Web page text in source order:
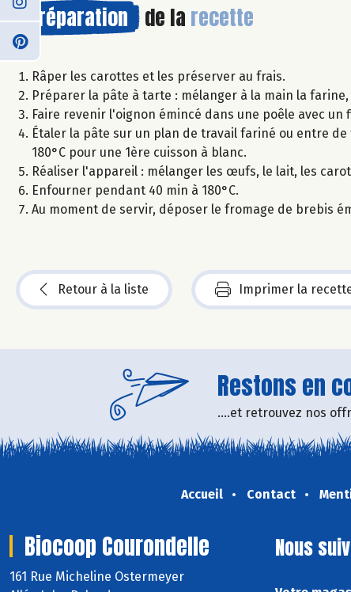
Préparation de la recette
Râper les carottes et les préserver au frais.
Préparer la pâte à tarte : mélanger à la main la
Faire revenir l'oignon émincé dans une poêle avec
Étaler la pâte sur un plan de travail fariné ou entre
180°C pour une 1ère cuisson à blanc.
Réaliser l'appareil : mélanger les œufs, le lait, les
Enfourner pendant 40 min à 180°C.
Au moment de servir, déposer le fromage de brebis
Retour à la liste Imprimer la
Restons en
....et retrouvez nos
Accueil Contact
Biocoop Courondelle
161 Rue Micheline Ostermeyer
Nous